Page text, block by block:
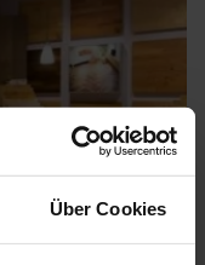
Über Cookies